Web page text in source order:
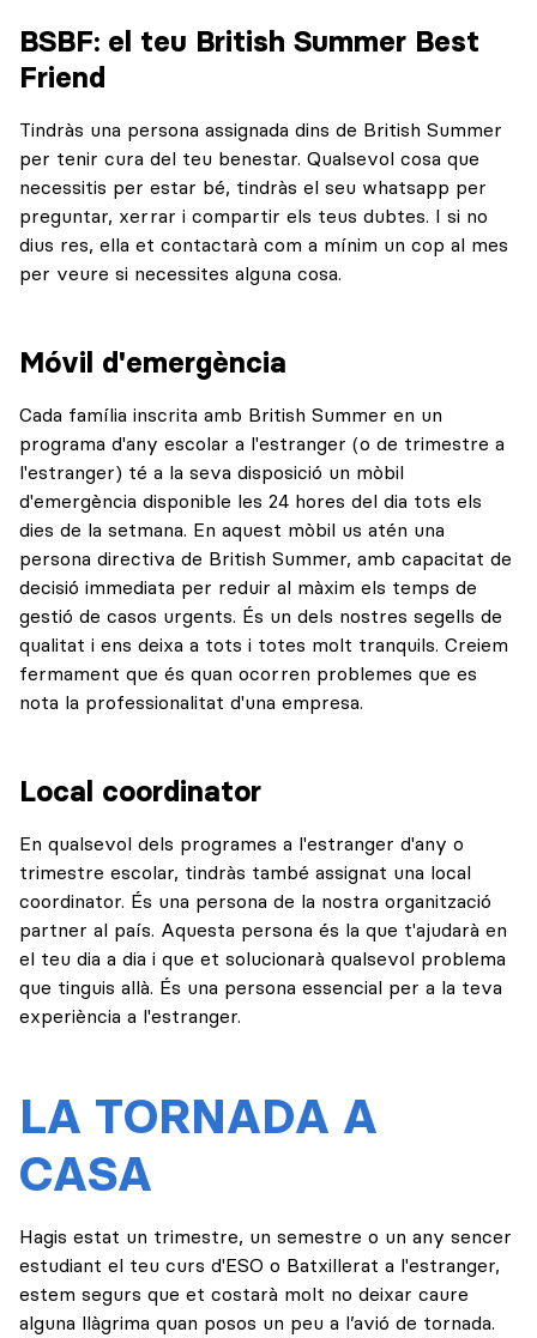
BSBF: el teu British Summer Best
Friend
Tindràs una persona assignada dins de British Summer
per tenir cura del teu benestar. Qualsevol cosa que
necessitis per estar bé, tindràs el seu whatsapp per
preguntar, xerrar i compartir els teus dubtes. I si no
dius res, ella et contactarà com a mínim un cop al mes
per veure si necessites alguna cosa.
Móvil d'emergència
Cada família inscrita amb British Summer en un
programa d'any escolar a l'estranger (o de trimestre a
l'estranger) té a la seva disposició un mòbil
d'emergència disponible les 24 hores del dia tots els
dies de la setmana. En aquest mòbil us atén una
persona directiva de British Summer, amb capacitat de
decisió immediata per reduir al màxim els temps de
gestió de casos urgents. És un dels nostres segells de
qualitat i ens deixa a tots i totes molt tranquils. Creiem
fermament que és quan ocorren problemes que es
nota la professionalitat d'una empresa.
Local coordinator
En qualsevol dels programes a l'estranger d'any o
trimestre escolar, tindràs també assignat una local
coordinator. És una persona de la nostra organització
partner al país. Aquesta persona és la que t'ajudarà en
el teu dia a dia i que et solucionarà qualsevol problema
que tinguis allà. És una persona essencial per a la teva
experiència a l'estranger.
LA TORNADA A
CASA
Hagis estat un trimestre, un semestre o un any sencer
estudiant el teu curs d'ESO o Batxillerat a l'estranger,
estem segurs que et costarà molt no deixar caure
alguna llàgrima quan posos un peu a l’avió de tornada.